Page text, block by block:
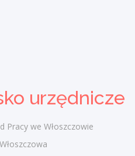
metalowych - cięcie
szlifowanie Wymagania
Wykształcenie:
urzędnicze
Pracy we Włoszczowie